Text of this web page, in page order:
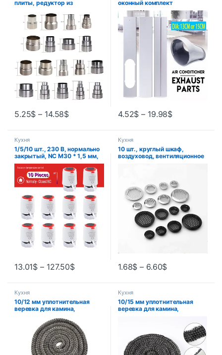
плиты, редуктор из
редуктор дымовой трубы,
соединитель для трубки,
адаптер для дымохода,
соединение для
преобразования
5.25$ – 14.58$
оконный комплект
4.52$ – 19.98$
Кухня
1/5/10 шт., 230 В, нормально
закрытый, NC M30 * 1,5 мм,
электрический термопривод
для подогрева пола,
термостатический клапан
радиатора TRV
13.01$ – 127.50$
Кухня
10 шт., круглый шкаф,
воздуховод, вентиляционное
крышка, решетка для
гардероба, вентиляционные
системы
1.68$ – 6.60$
Кухня
10/12 мм уплотнительная
веревка для камина,
самоклеящаяся
уплотнительная лента из
стекловолокна, замена
шнура, 2 м, черная прокладка
Кухня
10/15 мм уплотнительная
веревка для камина,
уплотнительная лента из
стекловолокна, замена
шнура, 2 м, черная прокладка